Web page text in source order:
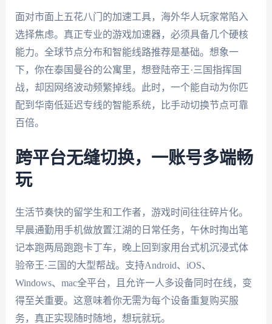
面对市面上五花八门的加速工具，海外华人玩家常陷入
选择焦虑。真正专业的游戏加速器，必须具备几个硬核
能力。全球节点分布和智能线路推荐是基础。想象一
下，你在泰国曼谷的公寓里，想登陆帝王·三国指挥国
战，却因网络波动频繁掉线。此时，一个能自动为你匹
配到华南低延迟专线的智能系统，比手动切换节点可靠
百倍。
跨平台无缝切换，一账号多端畅
玩
生活节奏快的留学生和工作者，游戏时间往往碎片化。
早晨通勤用手机做放置江湖的日常任务，午休时掏出笔
记本跑两局跑跑卡丁车，晚上回到家用台式机沉浸式体
验帝王·三国的大型帮战。支持Android、iOS、
Windows、mac全平台，且允许一人多设备同时在线，变
得至关重要。这意味着你无需为每个设备重复购买服
务，真正实现随时随地，想玩就玩。